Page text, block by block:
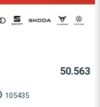
50.563
105435